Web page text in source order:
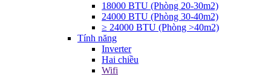
18000 BTU (Phòng 20-30m2)
24000 BTU (Phòng 30-40m2)
≥ 24000 BTU (Phòng >40m2)
Tính năng
Inverter
Hai chiều
Wifi